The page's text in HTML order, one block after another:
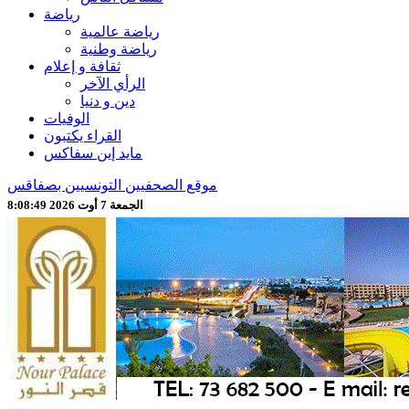
رياضة
رياضة عالمية
رياضة وطنية
ثقافة و إعلام
الرأي الآخر
دين و دنيا
الوفيات
القراء يكتبون
مايد إين سفاكس
موقع الصحفيين التونسيين بصفاقس
الجمعة 7 أوت 2026 8:08:51